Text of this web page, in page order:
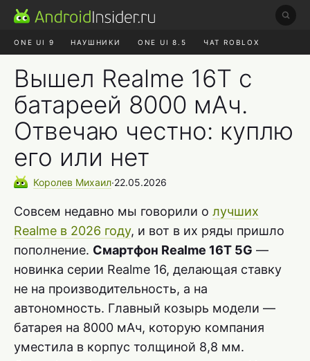
ONE UI 9 НАУШНИКИ ONE UI 8.5 ЧАТ ROBLOX
Вышел Realme 16T с
батареей 8000 мАч.
Отвечаю честно: куплю
его или нет
Королев Михаил∙22.05.2026
Совсем недавно мы говорили о лучших
Realme в 2026 году, и вот в их ряды пришло
пополнение. Смартфон Realme 16T 5G —
новинка серии Realme 16, делающая ставку
не на производительность, а на
автономность. Главный козырь модели —
батарея на 8000 мАч, которую компания
уместила в корпус толщиной 8,8 мм.